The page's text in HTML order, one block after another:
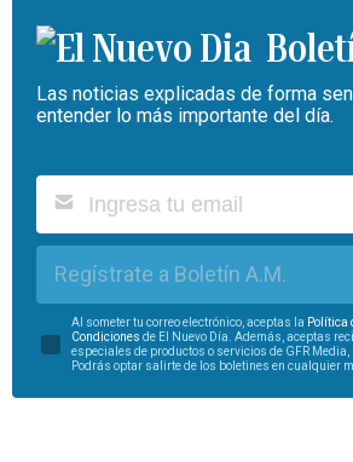
Las noticias explicadas de forma
entender lo más importante del día.
Regístrate a Boletín A.M.
Al someter tu correo electrónico, aceptas la Política
Condiciones de El Nuevo Día. Además, aceptas
especiales de productos o servicios de GFR
Podrás optar salirte de los boletines en cualquier